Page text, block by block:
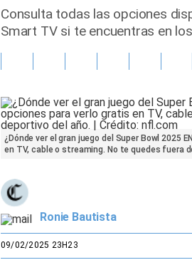
Consulta todas las opciones
Smart TV si te encuentras en
¿Dónde ver el gran juego del Super Bowl 2025
en TV, cable o streaming. No te quedes fuera
Ronie Bautista
09/02/2025 23H23